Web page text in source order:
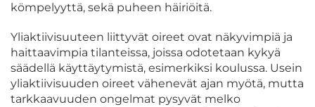
kömpelyyttä, sekä puheen häiriöitä.
Yliaktiivisuuteen liittyvät oireet ovat näkyvimpiä ja
haittaavimpia tilanteissa, joissa odotetaan kykyä
säädellä käyttäytymistä, esimerkiksi koulussa. Usein
yliaktiivisuuden oireet vähenevät ajan myötä, mutta
tarkkaavuuden ongelmat pysyvät melko